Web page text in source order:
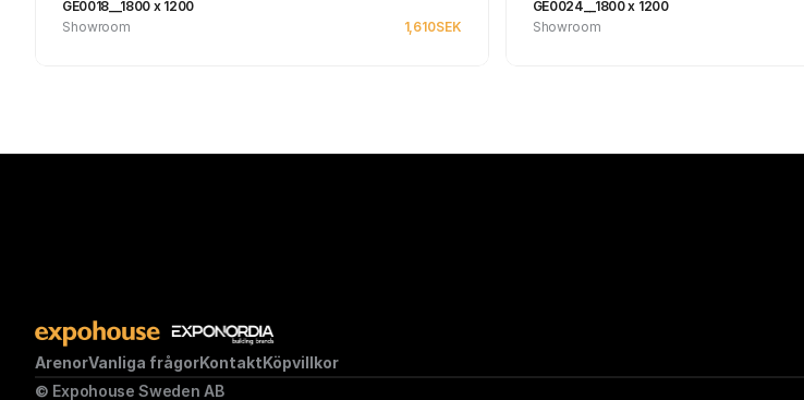
GE0018__1800 x 1200
Showroom
1,610SEK
GE0024__1800 x 1200
Showroom
ArenorVanliga frågorKontaktKöpvillkor
© Expohouse Sweden AB